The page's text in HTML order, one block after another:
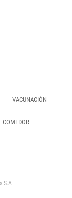
VACUNACIÓN
COMEDOR
S.A